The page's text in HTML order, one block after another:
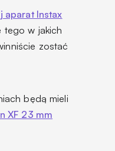
aparat Instax
tego w jakich
zostać
będą mieli
XF 23 mm